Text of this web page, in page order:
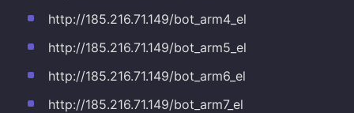
http://185.216.71.149/bot_arm4_el
http://185.216.71.149/bot_arm5_el
http://185.216.71.149/bot_arm6_el
http://185.216.71.149/bot_arm7_el